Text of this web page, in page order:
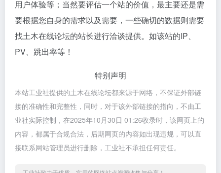
用户体验等；当然要评估一个站的价值，最主要还是需
要根据您自身的需求以及需要，一些确切的数据则需要
找土木在线论坛的站长进行洽谈提供。如该站的IP、
PV、跳出率等！
特别声明
本站工业社提供的土木在线论坛都来源于网络，不保证外部链
接的准确性和完整性，同时，对于该外部链接的指向，不由工
业社实际控制，在2025年10月30日 01:26收录时，该网页上的
内容，都属于合规合法，后期网页的内容如出现违规，可以直
接联系网站管理员进行删除，工业社不承担任何责任。